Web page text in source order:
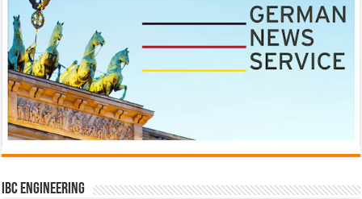
IBC Engineering